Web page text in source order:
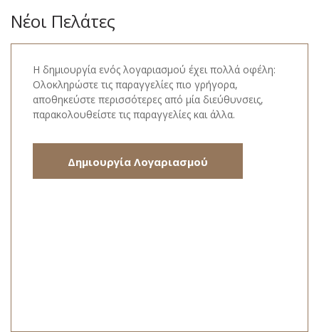
Νέοι Πελάτες
Η δημιουργία ενός λογαριασμού έχει πολλά οφέλη:
Ολοκληρώστε τις παραγγελίες πιο γρήγορα,
αποθηκεύστε περισσότερες από μία διεύθυνσεις,
παρακολουθείστε τις παραγγελίες και άλλα.
Δημιουργία Λογαριασμού